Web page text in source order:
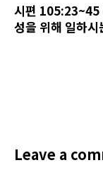
시편 105:23~45
성을 위해 일하
Leave a